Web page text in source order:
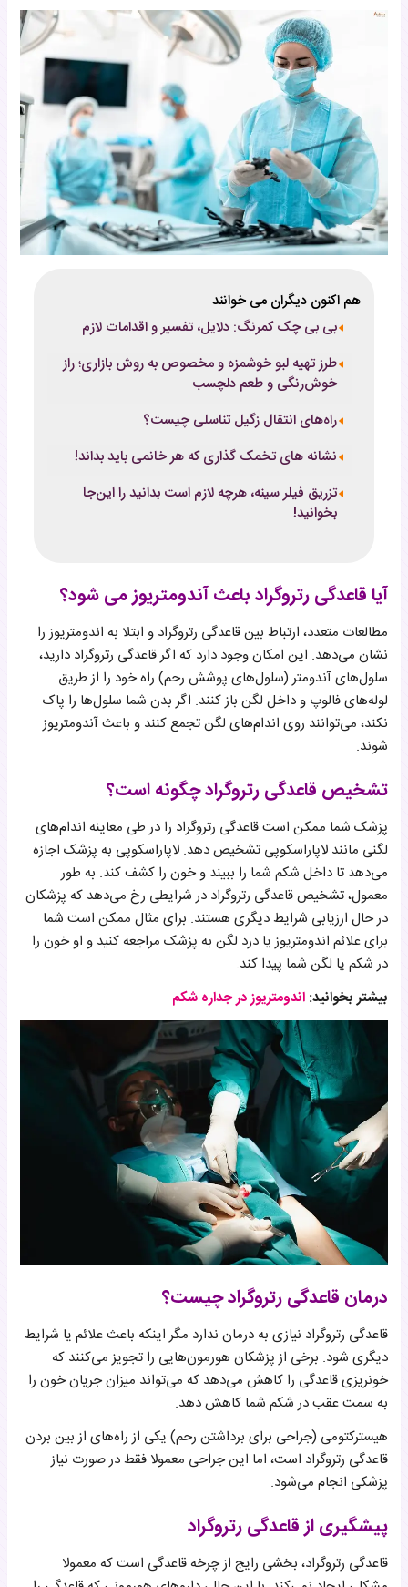
هم اکنون دیگران می خوانند
بی بی چک کمرنگ: دلایل، تفسیر و اقدامات لازم
طرز تهیه لبو خوشمزه و مخصوص به روش بازاری؛ راز
خوش‌رنگی و طعم دلچسب
راه‌های انتقال زگیل تناسلی چیست؟
نشانه های تخمک گذاری که هر خانمی باید بداند!
تزریق فیلر سینه، هرچه لازم است بدانید را این‌جا
بخوانید!
آیا قاعدگی رتروگراد باعث آندومتریوز می شود؟
مطالعات متعدد، ارتباط بین قاعدگی رتروگراد و ابتلا به اندومتریوز را
نشان می‌دهد. این امکان وجود دارد که اگر قاعدگی رتروگراد دارید،
سلول‌های آندومتر (سلول‌های پوشش رحم) راه خود را از طریق
لوله‌های فالوپ و داخل لگن باز کنند. اگر بدن شما سلول‌ها را پاک
نکند، می‌توانند روی اندام‌های لگن تجمع کنند و باعث آندومتریوز
شوند.
تشخیص قاعدگی رتروگراد چگونه است؟
پزشک شما ممکن است قاعدگی رتروگراد را در طی معاینه اندام‌های
لگنی مانند لاپاراسکوپی تشخیص دهد. لاپاراسکوپی به پزشک اجازه
می‌دهد تا داخل شکم شما را ببیند و خون را کشف کند. به طور
معمول، تشخیص قاعدگی رتروگراد در شرایطی رخ می‌دهد که پزشکان
در حال ارزیابی شرایط دیگری هستند. برای مثال ممکن است شما
برای علائم اندومتریوز یا درد لگن به پزشک مراجعه کنید و او خون را
در شکم یا لگن شما پیدا کند.
بیشتر بخوانید: اندومتریوز در جداره شکم
درمان قاعدگی رتروگراد چیست؟
قاعدگی رتروگراد نیازی به درمان ندارد مگر اینکه باعث علائم یا شرایط
دیگری شود. برخی از پزشکان هورمون‌هایی را تجویز می‌کنند که
خونریزی قاعدگی را کاهش می‌دهد که می‌تواند میزان جریان خون را
به سمت عقب در شکم شما کاهش دهد.
هیسترکتومی (جراحی برای برداشتن رحم) یکی از راه‌های از بین بردن
قاعدگی رتروگراد است، اما این جراحی معمولا فقط در صورت نیاز
پزشکی انجام می‌شود.
پیشگیری از قاعدگی رتروگراد
قاعدگی رتروگراد، بخشی رایج از چرخه قاعدگی است که معمولا